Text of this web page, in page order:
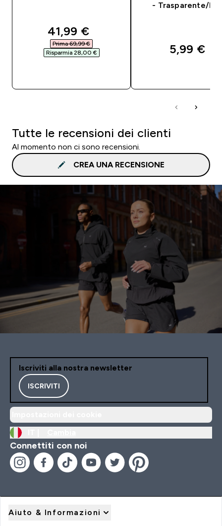
discounted price
41,99 €‎
Prima 69,99 €‎
Risparmia 28,00 €‎
- Trasparente/
5,99 €‎
Tutte le recensioni dei clienti
Al momento non ci sono recensioni.
CREA UNA RECENSIONE
Iscriviti alla nostra newsletter
ISCRIVITI
Connettiti con noi
Aiuto & Informazioni